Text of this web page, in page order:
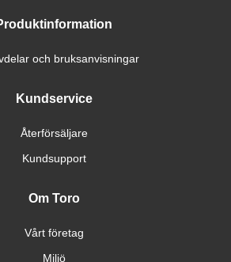
och bruksanvisningar
Kundservice
Återförsäljare
Kundsupport
Om Toro
Vårt företag
Miljö